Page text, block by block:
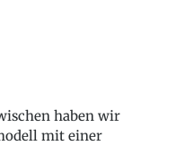
haben wir
mit einer